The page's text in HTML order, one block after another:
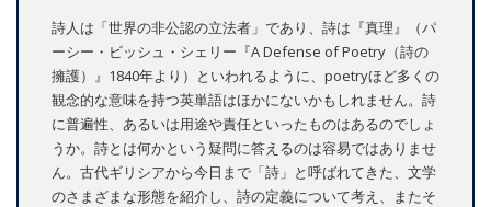
詩人は「世界の非公認の立法者」であり、詩は『真理』（パ
ーシー・ビッシュ・シェリー『A Defense of Poetry（詩の
擁護）』1840年より）といわれるように、poetryほど多くの
観念的な意味を持つ英単語はほかにないかもしれません。詩
に普遍性、あるいは用途や責任といったものはあるのでしょ
うか。詩とは何かという疑問に答えるのは容易ではありませ
ん。古代ギリシアから今日まで「詩」と呼ばれてきた、文学
のさまざまな形態を紹介し、詩の定義について考え、またそ